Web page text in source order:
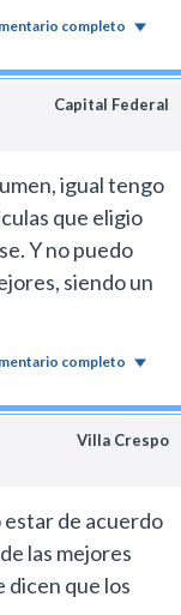
completo
Capital Federal
igual tengo
que eligio
Y no puedo
siendo un
completo
Villa Crespo
estar de acuerdo
las mejores
dicen que los